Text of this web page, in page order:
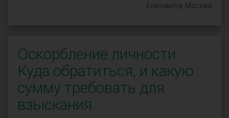
Елизавета, Москва
Оскорбление личности.
Куда обратиться, и какую
сумму требовать для
взыскания